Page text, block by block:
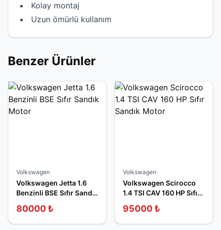
Kolay montaj
Uzun ömürlü kullanım
Benzer Ürünler
Volkswagen
Volkswagen Jetta 1.6
Benzinli BSE Sıfır Sandık
80000 ₺
Volkswagen
Volkswagen Scirocco
1.4 TSI CAV 160 HP Sıfır
95000 ₺